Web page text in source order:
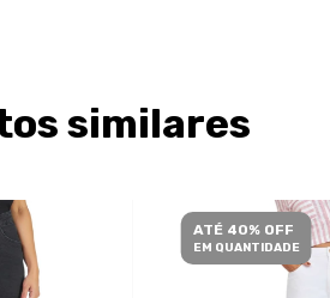
similares
ATÉ 40% OFF
EM QUANTIDADE